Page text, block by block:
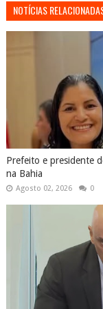
NOTÍCIAS
Prefeito e presidente
na Bahia
Agosto 02, 2026 0